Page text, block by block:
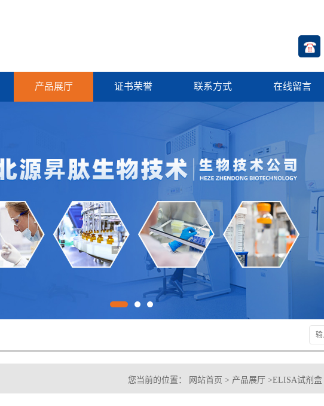
产品展厅 证书荣誉 联系方式 在线留言
您当前的位置： 网站首页 > 产品展厅 >ELISA试剂盒